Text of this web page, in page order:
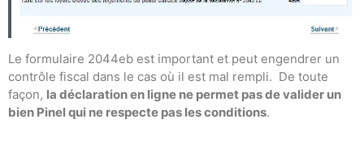
Le formulaire 2044eb est important et peut engendrer un
contrôle fiscal dans le cas où il est mal rempli. De toute
façon, la déclaration en ligne ne permet pas de valider un
bien Pinel qui ne respecte pas les conditions.